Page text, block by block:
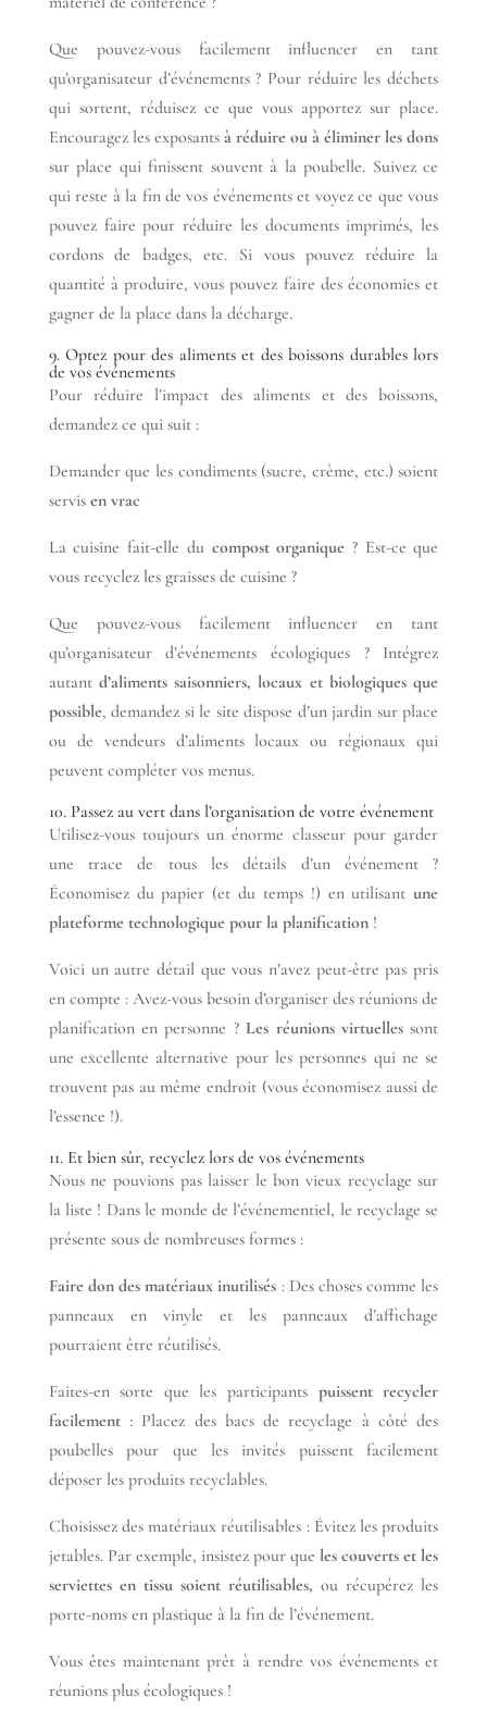
Que pouvez-vous facilement influencer en tant
qu’organisateur d’événements ? Pour réduire les déchets
qui sortent, réduisez ce que vous apportez sur place.
Encouragez les exposants à réduire ou à éliminer les dons
sur place qui finissent souvent à la poubelle. Suivez ce
qui reste à la fin de vos événements et voyez ce que vous
pouvez faire pour réduire les documents imprimés, les
cordons de badges, etc. Si vous pouvez réduire la
quantité à produire, vous pouvez faire des économies et
gagner de la place dans la décharge.
9. Optez pour des aliments et des boissons durables lors
de vos événements
Pour réduire l’impact des aliments et des boissons,
demandez ce qui suit :
Demander que les condiments (sucre, crème, etc.) soient
servis en vrac
La cuisine fait-elle du compost organique ? Est-ce que
vous recyclez les graisses de cuisine ?
Que pouvez-vous facilement influencer en tant
qu’organisateur d’événements écologiques ? Intégrez
autantd’aliments saisonniers, locaux et biologiques que
possible, demandez si le site dispose d’un jardin sur place
ou de vendeurs d’aliments locaux ou régionaux qui
peuvent compléter vos menus.
10. Passez au vert dans l’organisation de votre événement
Utilisez-vous toujours un énorme classeur pour garder
une trace de tous les détails d’un événement ?
Économisez du papier (et du temps !) en utilisantune
plateforme technologique pour la planification!
Voici un autre détail que vous n’avez peut-être pas pris
en compte : Avez-vous besoin d’organiser des réunions de
planification en personne ? Les réunions virtuellessont
une excellente alternative pour les personnes qui ne se
trouvent pas au même endroit (vous économisez aussi de
l’essence !).
11. Et bien sûr, recyclez lors de vos événements
Nous ne pouvions pas laisser le bon vieux recyclage sur
la liste ! Dans le monde de l’événementiel, le recyclage se
présente sous de nombreuses formes :
Faire don des matériaux inutilisés : Des choses comme les
panneaux en vinyle et les panneaux d’affichage
pourraient être réutilisés.
Faites-en sorte que les participants puissent recycler
facilement: Placez des bacs de recyclage à côté des
poubelles pour que les invités puissent facilement
déposer les produits recyclables.
Choisissez des matériaux réutilisables : Évitez les produits
jetables. Par exemple, insistez pour queles couverts et les
serviettes en tissu soient réutilisables, ou récupérez les
porte-noms en plastique à la fin de l’événement.
Vous êtes maintenant prêt à rendre vos événements et
réunions plus écologiques !